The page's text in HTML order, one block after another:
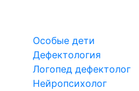
Особые дети
Дефектология
Логопед дефектолог
Нейропсихолог